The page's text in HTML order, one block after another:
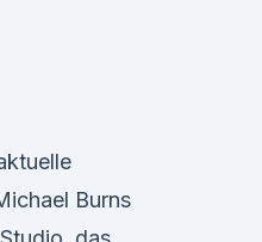
Burns